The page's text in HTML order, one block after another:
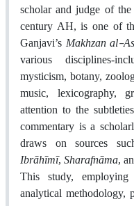
scholar and judge of
century AH, is one of
Ganjavi’s Makhzan al-
various disciplines-
mysticism, botany,
music, lexicography,
attention to the
commentary is a
draws on sources
Ibrāhīmī, Sharafnāma,
This study, employing
analytical methodology,